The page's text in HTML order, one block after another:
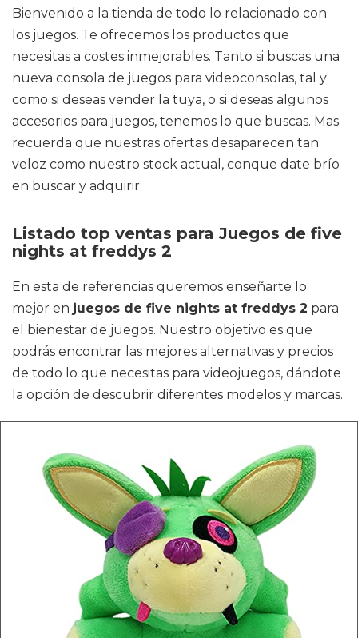
Bienvenido a la tienda de todo lo relacionado con
los juegos. Te ofrecemos los productos que
necesitas a costes inmejorables. Tanto si buscas una
nueva consola de juegos para videoconsolas, tal y
como si deseas vender la tuya, o si deseas algunos
accesorios para juegos, tenemos lo que buscas. Mas
recuerda que nuestras ofertas desaparecen tan
veloz como nuestro stock actual, conque date brío
en buscar y adquirir.
Listado top ventas para Juegos de five
nights at freddys 2
En esta de referencias queremos enseñarte lo
mejor en juegos de five nights at freddys 2 para
el bienestar de juegos. Nuestro objetivo es que
podrás encontrar las mejores alternativas y precios
de todo lo que necesitas para videojuegos, dándote
la opción de descubrir diferentes modelos y marcas.